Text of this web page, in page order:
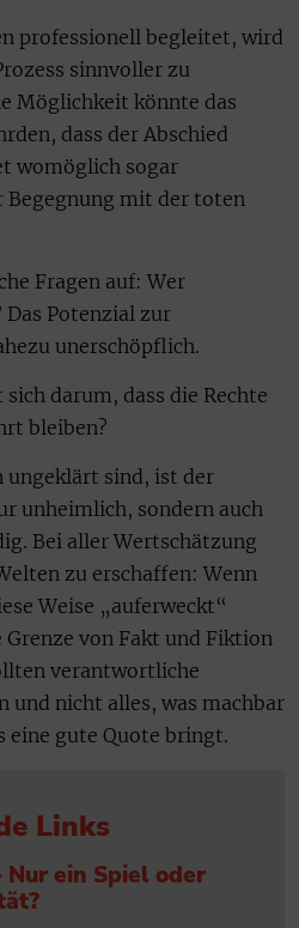
professionell begleitet, wird
sinnvoller zu
Möglichkeit könnte das
dass der Abschied
womöglich sogar
Begegnung mit der toten
Fragen auf: Wer
Potenzial zur
unerschöpflich.
darum, dass die Rechte
bleiben?
ungeklärt sind, ist der
unheimlich, sondern auch
Bei aller Wertschätzung
zu erschaffen: Wenn
Weise „auferweckt“
von Fakt und Fiktion
verantwortliche
und nicht alles, was machbar
eine gute Quote bringt.
Links
Nur ein Spiel oder